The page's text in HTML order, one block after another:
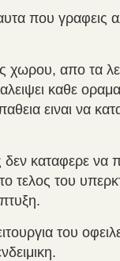
αυτα που
χωρου, απο τα
καθε
ειναι να
δεν καταφερε
τελος του
του